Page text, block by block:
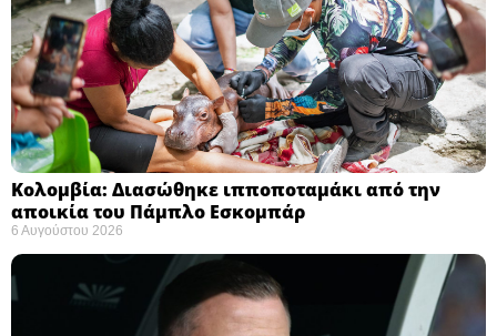
Κολομβία: Διασώθηκε ιπποποταμάκι από την
αποικία του Πάμπλο Εσκομπάρ ​
6 Αυγούστου 2026